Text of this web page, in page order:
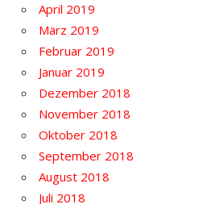
April 2019
März 2019
Februar 2019
Januar 2019
Dezember 2018
November 2018
Oktober 2018
September 2018
August 2018
Juli 2018